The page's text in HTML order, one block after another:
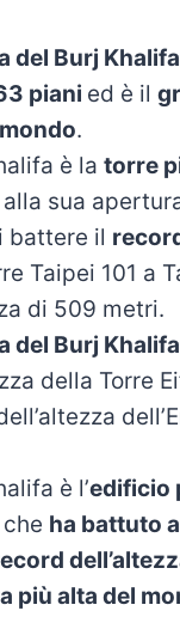
del Burj
piani ed è il
.
è la torre
alla sua
battere il
Taipei 101 a
di 509 metri.
del Burj Khalifa
della Torre
è l’edificio
che ha battuto
più alta del